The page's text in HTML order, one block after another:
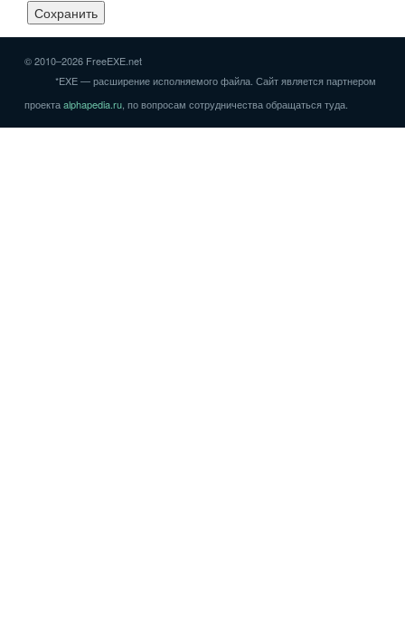
© 2010–2026 FreeEXE.net
*EXE — расширение исполняемого файла. Сайт является партнером
проектаalphapedia.ru , по вопросам сотрудничества обращаться туда.